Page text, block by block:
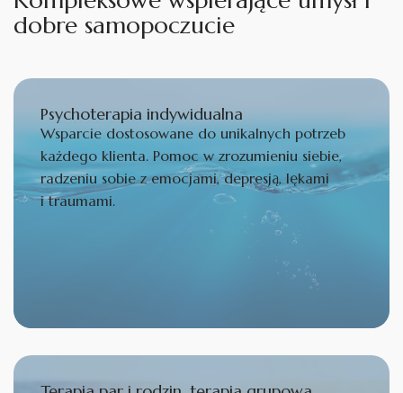
dobre samopoczucie
Psychoterapia indywidualna
Wsparcie dostosowane do unikalnych potrzeb
każdego klienta. Pomoc w zrozumieniu siebie,
radzeniu sobie z emocjami, depresją, lękami
i traumami.